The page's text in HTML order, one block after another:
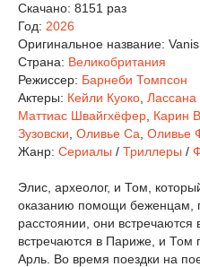
Скачано: 8151 раз
Год: 2026
Оригинальное название:
Страна: Великобритания
Режиссер: Барнеби Томпсон
Актеры: Кейли Куоко Лассана
Маттиас Швайгхёфер Карин
Зузовски Оливье Са Оливье
Жанр: Сериалы / Триллеры /
Элис, археолог, и Том,
оказанию помощи беженцам,
расстоянии, они
встречаются в Париже, и Том
Арль. Во время поездки на